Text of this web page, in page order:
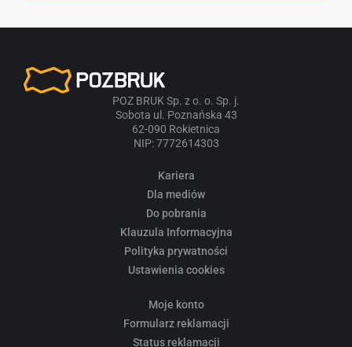
POZ BRUK Sp. z o. o. Sp. j.
Sobota ul. Poznańska 43
62-090 Rokietnica
NIP: 7772614303
Kariera
Dla mediów
Do pobrania
Klauzula Informacyjna
Polityka prywatności
Ustawienia cookies
Moje konto
Formularz reklamacji
Status reklamacji